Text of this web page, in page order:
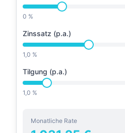
0 %
Zinssatz (p.a.)
1,0 %
Tilgung (p.a.)
1,0 %
Monatliche Rate